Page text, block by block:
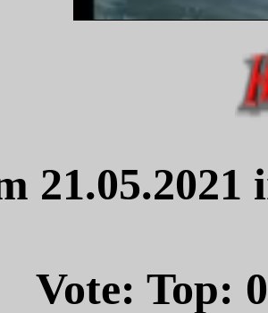
Vote: Top: 0